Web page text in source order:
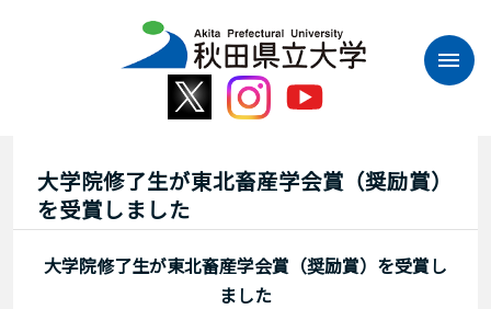
大学院修了生が東北畜産学会賞（奨励賞）
を受賞しました
大学院修了生が東北畜産学会賞（奨励賞）を受賞し
ました